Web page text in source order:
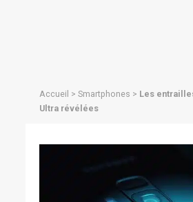
Accueil > Smartphones > Les
Ultra révélées